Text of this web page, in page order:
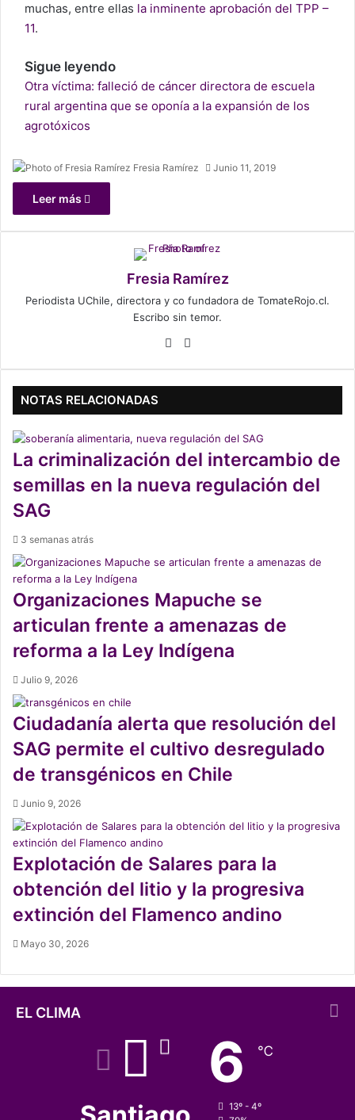
muchas, entre ellas la inminente aprobación del TPP –
11.
Sigue leyendo
Otra víctima: falleció de cáncer directora de escuela
rural argentina que se oponía a la expansión de los
agrotóxicos
Fresia Ramírez Junio 11, 2019
Leer más
Fresia Ramírez
Periodista UChile, directora y co fundadora de TomateRojo.cl.
Escribo sin temor.
We
NOTAS RELACIONADAS
La criminalización del intercambio de
semillas en la nueva regulación del
SAG
3 semanas atrás
Organizaciones Mapuche se
articulan frente a amenazas de
reforma a la Ley Indígena
Julio 9, 2026
Ciudadanía alerta que resolución del
SAG permite el cultivo desregulado
de transgénicos en Chile
Junio 9, 2026
Explotación de Salares para la
obtención del litio y la progresiva
extinción del Flamenco andino
Mayo 30, 2026
EL CLIMA
6 ℃
13º - 4º